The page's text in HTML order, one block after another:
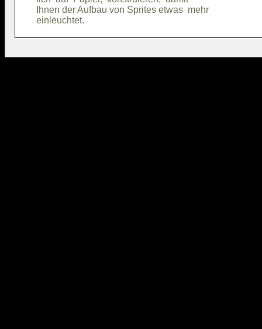
Ihnen der Aufbau von Sprites etwas  mehr